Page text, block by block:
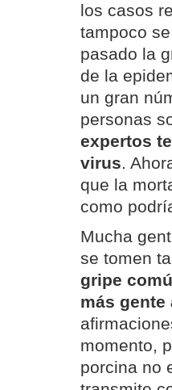
los casos
tampoco
pasado la
de la
un gran
personas
expertos
virus.
que la
como
Mucha
se tomen
gripe
más
momento,
porcina no